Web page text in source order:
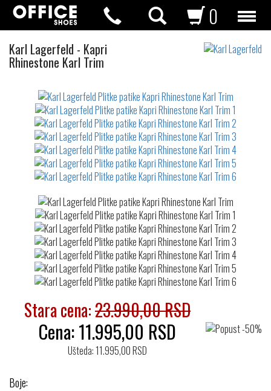
0
Karl Lagerfeld Plitke
patike
- Kapri
Rhinestone Karl Trim
waterproof
waterrepellent
Stara cena:23.990,00 RSD
Cena:11.995,00 RSD
Ušteda: 11.995,00 RSD
Boje: